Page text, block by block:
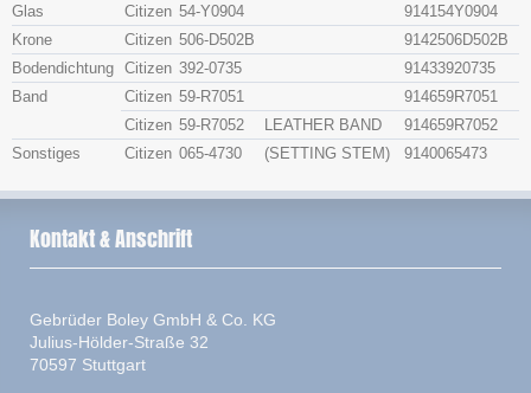
Glas Citizen 54-Y0904
914154Y0904
Krone
Citizen 506-D502B
9142506D502B
Bodendichtung Citizen 392-0735
91433920735
Band
Citizen 59-R7051
914659R7051
Citizen 59-R7052 LEATHER BAND
914659R7052
Sonstiges
Citizen 065-4730 (SETTING STEM) 9140065473
Kontakt & Anschrift
Gebrüder Boley GmbH & Co. KG
Julius-Hölder-Straße 32
70597 Stuttgart